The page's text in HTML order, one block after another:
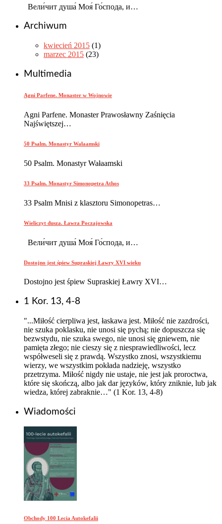
Вели́чит душа́ Моя́ Го́спода, и…
Archiwum
kwiecień 2015 (1)
marzec 2015 (23)
Multimedia
Agni Parfene. Monaster w Wojnowie
Agni Parfene. Monaster Prawosławny Zaśnięcia
Najświętszej…
50 Psalm. Monastyr Wałaamski
50 Psalm. Monastyr Wałaamski
33 Psalm. Monastyr Simonopetra Athos
33 Psalm Mnisi z klasztoru Simonopetras…
Wieliczyt dusza. Ławra Poczajowska
Вели́чит душа́ Моя́ Го́спода, и…
Dostojno jest śpiew Supraskiej Ławry XVI wieku
Dostojno jest śpiew Supraskiej Ławry XVI…
1 Kor. 13, 4-8
"...Miłość cierpliwa jest, łaskawa jest. Miłość nie zazdrości,
nie szuka poklasku, nie unosi się pychą; nie dopuszcza się
bezwstydu, nie szuka swego, nie unosi się gniewem, nie
pamięta złego; nie cieszy się z niesprawiedliwości, lecz
współweseli się z prawdą. Wszystko znosi, wszystkiemu
wierzy, we wszystkim pokłada nadzieję, wszystko
przetrzyma. Miłość nigdy nie ustaje, nie jest jak proroctwa,
które się skończą, albo jak dar języków, który zniknie, lub jak
wiedza, której zabraknie…" (1 Kor. 13, 4-8)
Wiadomości
Obchody 100 Lecia Autokefalii